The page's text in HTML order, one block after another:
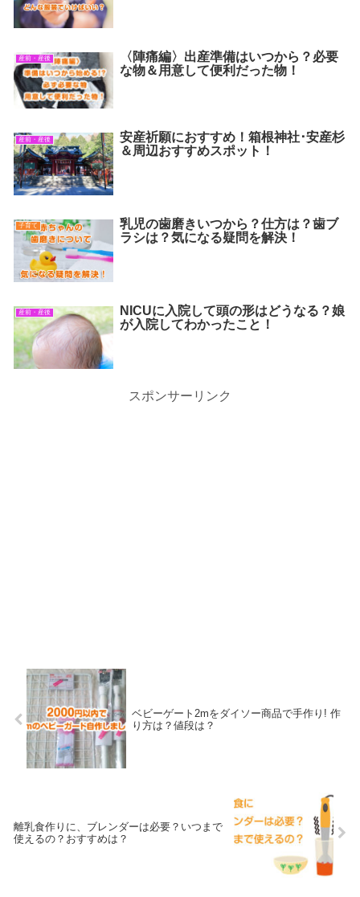
産前・産後
〈陣痛編〉出産準備はいつから？必要
な物＆用意して便利だった物！
産前・産後
安産祈願におすすめ！箱根神社･安産杉
＆周辺おすすめスポット！
子育て
乳児の歯磨きいつから？仕方は？歯ブ
ラシは？気になる疑問を解決！
産前・産後
NICUに入院して頭の形はどうなる？娘
が入院してわかったこと！
スポンサーリンク
ベビーゲート2mをダイソー商品で手作り! 作
り方は？値段は？
離乳食作りに、ブレンダーは必要？いつまで
使えるの？おすすめは？